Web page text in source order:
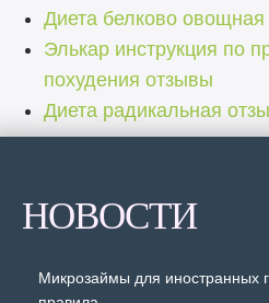
Диета белково овощная
Элькар инструкция по
похудения отзывы
Диета радикальная
НОВОСТИ
Микрозаймы для иностранных